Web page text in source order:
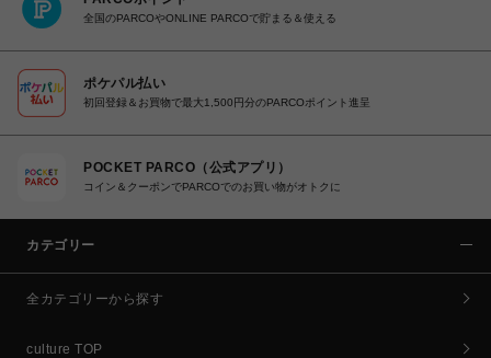
全国のPARCOやONLINE PARCOで貯まる＆使える
ポケパル払い
初回登録＆お買物で最大1,500円分のPARCOポイント進呈
POCKET PARCO（公式アプリ）
コイン＆クーポンでPARCOでのお買い物がオトクに
カテゴリー
全カテゴリーから探す
culture TOP